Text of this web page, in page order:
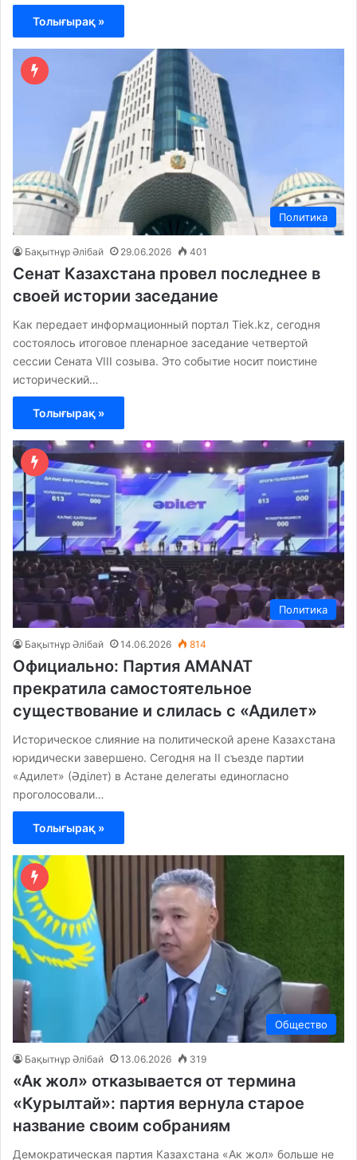
Толығырақ »
Политика
Бақытнұр Әлібай 29.06.2026 401
Сенат Казахстана провел последнее в
своей истории заседание
Как передает информационный портал Tiek.kz, сегодня
состоялось итоговое пленарное заседание четвертой
сессии Сената VIII созыва. Это событие носит поистине
исторический…
Толығырақ »
Политика
Бақытнұр Әлібай 14.06.2026 814
Официально: Партия AMANAT
прекратила самостоятельное
существование и слилась с «Адилет»
Историческое слияние на политической арене Казахстана
юридически завершено. Сегодня на II съезде партии
«Адилет» (Әділет) в Астане делегаты единогласно
проголосовали…
Толығырақ »
Общество
Бақытнұр Әлібай 13.06.2026 319
«Ак жол» отказывается от термина
«Курылтай»: партия вернула старое
название своим собраниям
Демократическая партия Казахстана «Ак жол» больше не